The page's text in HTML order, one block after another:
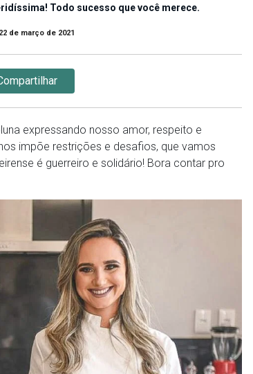
Todo sucesso que você merece.
22 de março de 2021
expressando nosso amor, respeito e
impõe restrições e desafios, que vamos
é guerreiro e solidário! Bora contar pro